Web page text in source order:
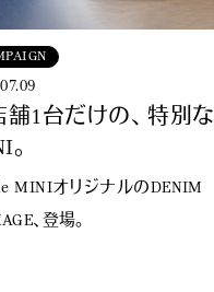
舗1台だけの、 特別な
MINIオリジナルのDENIM
、登場。